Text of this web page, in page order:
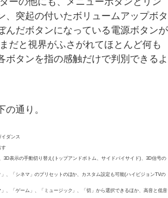
、突起の付いたボリュームアップボタ
んだボタンになっている電源ボタンが
だと視界がふさがれてほとんど何も
ボタンを指の感触だけで判別できるよ
通り。
ダンス
す
3D表示の手動切り替え(トップアンドボトム、サイドバイサイド)、3D信号の
、「シネマ」のプリセットのほか、カスタム設定も可能(ハイビジョンTVの
、「ゲーム」、「ミュージック」、「切」から選択できるほか、高音と低音